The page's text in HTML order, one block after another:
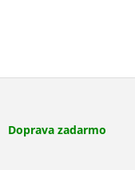
Doprava zadarmo